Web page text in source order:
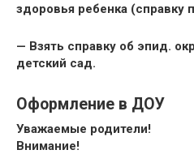
здоровья ребенка (справку
— Взять справку об эпид.
детский сад.
Оформление в ДОУ
Уважаемые родители!
Внимание!